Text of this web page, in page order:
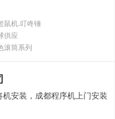
鼠机.叮咚锤
供应
滚筒系列
安装，成都程序机上门安装